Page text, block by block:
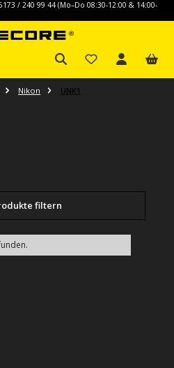
/ 240 99 44 (Mo–Do 08:30-12:00 & 14:00-
Nikon UNK1
filtern